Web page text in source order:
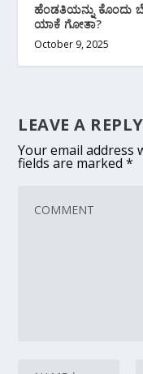
ಹೆಂಡತಿಯನ್ನು ಕೊಂದು
ಯಾಕೆ ಗೋತಾ?
October 9, 2025
LEAVE A REPLY
Your email address
fields are marked*